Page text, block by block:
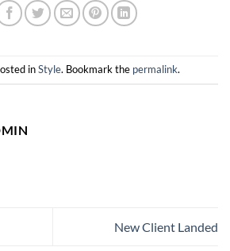
inStyle. Bookmark the permalink.
New Client Landed